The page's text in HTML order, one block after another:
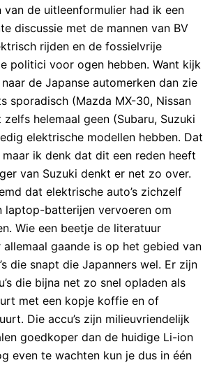
van de uitleenformulier had ik een
discussie met de mannen van BV
rijden en de fossielvrije
politici voor ogen hebben. Want kijk
de Japanse automerken dan zie
sporadisch (Mazda MX-30, Nissan
helemaal geen (Subaru, Suzuki
elektrische modellen hebben. Dat
ik denk dat dit een reden heeft
van Suzuki denkt er net zo over.
dat elektrische auto’s zichzelf
laptop-batterijen vervoeren om
Wie een beetje de literatuur
gaande is op het gebied van
die snapt die Japanners wel. Er zijn
die bijna net zo snel opladen als
met een kopje koffie en of
Die accu’s zijn milieuvriendelijk
goedkoper dan de huidige Li-ion
even te wachten kun je dus in één